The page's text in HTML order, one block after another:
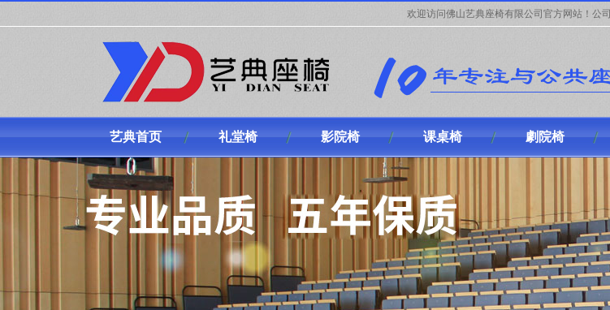
欢迎访问佛山艺典座椅有限公司官方网站！公司专业致
艺典首页 礼堂椅 影院椅 课桌椅 劇院椅